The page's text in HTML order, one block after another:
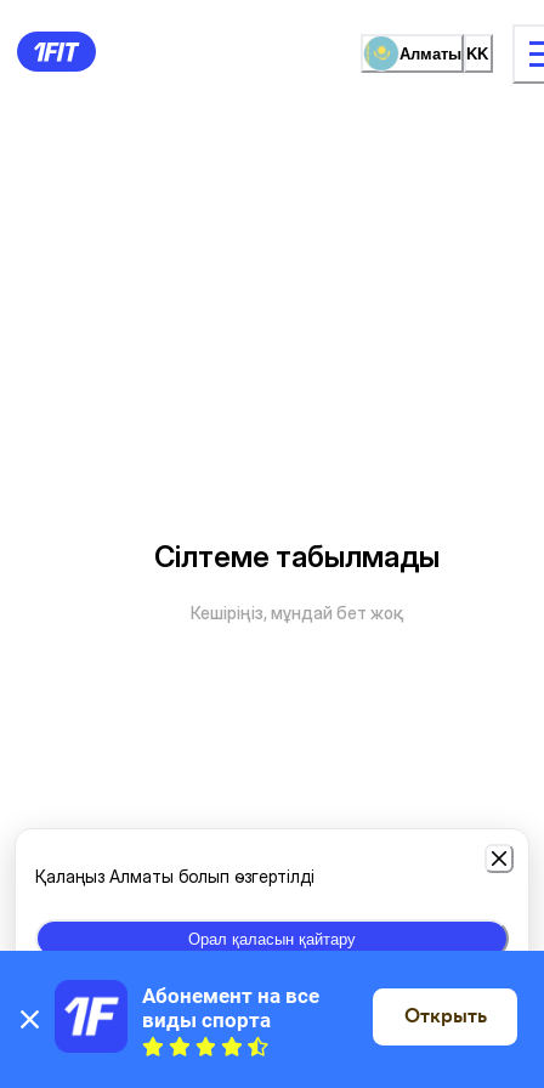
Алматы KK
Сілтеме табылмады
Кешіріңіз, мұндай бет жоқ
Картада
Қалаңыз Алматы болып өзгертілді
Орал қаласын қайтару
Абонемент на все
виды спорта
Открыть